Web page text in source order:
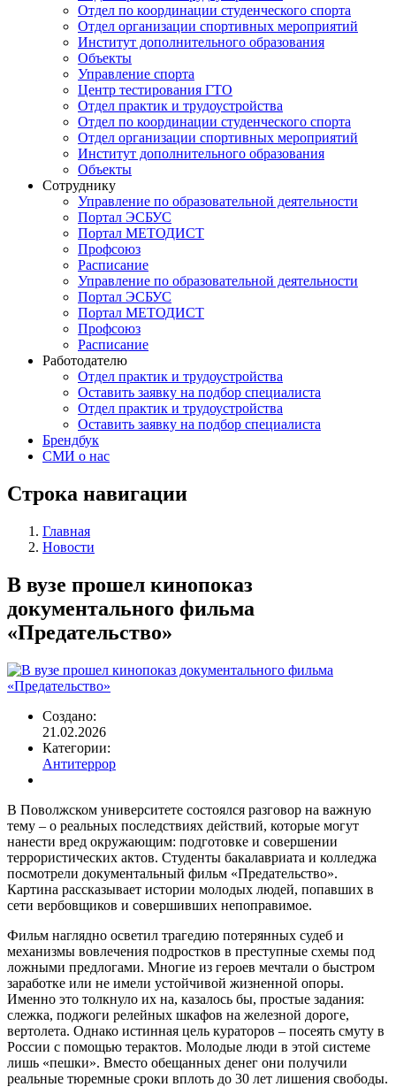
Отдел по координации студенческого спорта
Отдел организации спортивных мероприятий
Институт дополнительного образования
Объекты
Управление спорта
Центр тестирования ГТО
Отдел практик и трудоустройства
Отдел по координации студенческого спорта
Отдел организации спортивных мероприятий
Институт дополнительного образования
Объекты
Сотруднику
Управление по образовательной деятельности
Портал ЭСБУС
Портал МЕТОДИСТ
Профсоюз
Расписание
Управление по образовательной деятельности
Портал ЭСБУС
Портал МЕТОДИСТ
Профсоюз
Расписание
Работодателю
Отдел практик и трудоустройства
Оставить заявку на подбор специалиста
Отдел практик и трудоустройства
Оставить заявку на подбор специалиста
Брендбук
СМИ о нас
Строка навигации
Главная
Новости
В вузе прошел кинопоказ
документального фильма
«Предательство»
Создано:
21.02.2026
Категории:
Антитеррор
В Поволжском университете состоялся разговор на важную
тему – о реальных последствиях действий, которые могут
нанести вред окружающим: подготовке и совершении
террористических актов. Студенты бакалавриата и колледжа
посмотрели документальный фильм «Предательство».
Картина рассказывает истории молодых людей, попавших в
сети вербовщиков и совершивших непоправимое.
Фильм наглядно осветил трагедию потерянных судеб и
механизмы вовлечения подростков в преступные схемы под
ложными предлогами. Многие из героев мечтали о быстром
заработке или не имели устойчивой жизненной опоры.
Именно это толкнуло их на, казалось бы, простые задания:
слежка, поджоги релейных шкафов на железной дороге,
вертолета. Однако истинная цель кураторов – посеять смуту в
России с помощью терактов. Молодые люди в этой системе
лишь «пешки». Вместо обещанных денег они получили
реальные тюремные сроки вплоть до 30 лет лишения свободы.